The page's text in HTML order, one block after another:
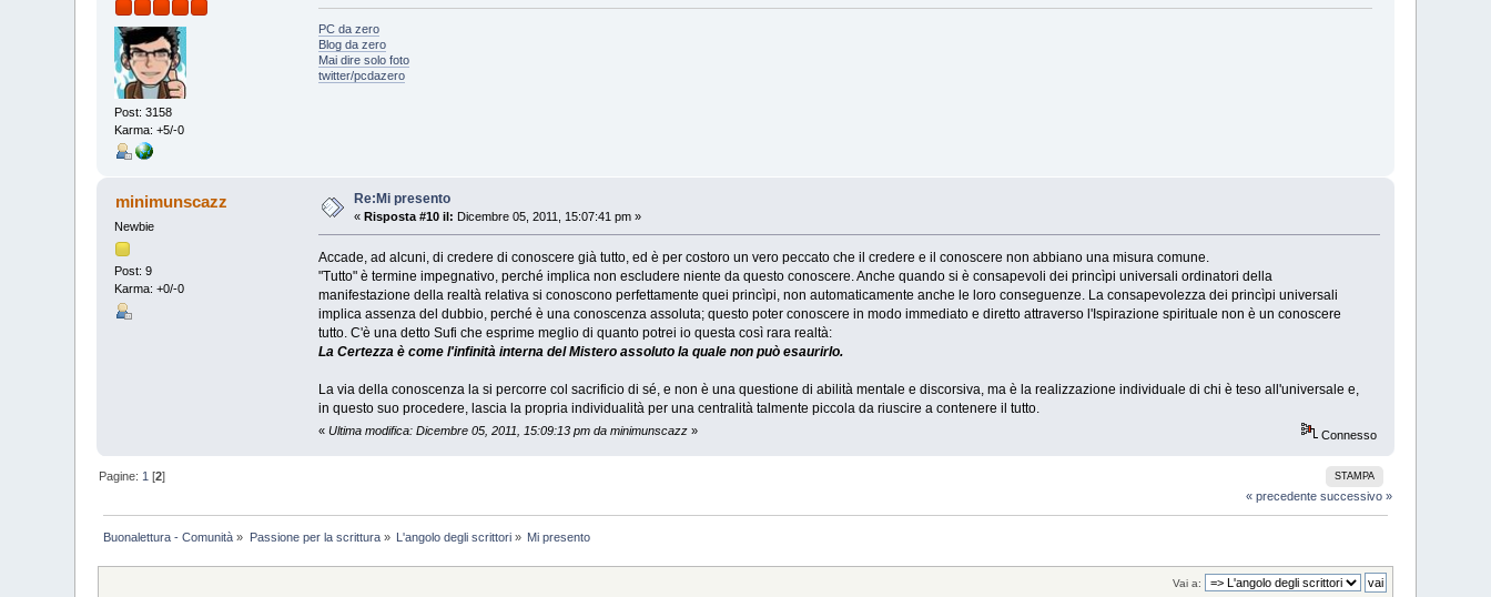
Post: 3158
Karma: +5/-0
PC da zero
Blog da zero
Mai dire solo foto
twitter/pcdazero
minimunscazz
Newbie
Post: 9
Karma: +0/-0
Re:Mi presento
« Risposta #10 il: Dicembre 05, 2011, 15:07:41 pm »
Accade, ad alcuni, di credere di conoscere già tutto, ed è per costoro un vero peccato che il credere e il conoscere non abbiano una misura comune.
"Tutto" è termine impegnativo, perché implica non escludere niente da questo conoscere. Anche quando si è consapevoli dei princìpi universali ordinatori della
manifestazione della realtà relativa si conoscono perfettamente quei princìpi, non automaticamente anche le loro conseguenze. La consapevolezza dei princìpi universali
implica assenza del dubbio, perché è una conoscenza assoluta; questo poter conoscere in modo immediato e diretto attraverso l'Ispirazione spirituale non è un conoscere
tutto. C'è una detto Sufi che esprime meglio di quanto potrei io questa così rara realtà:
La Certezza è come l'infinità interna del Mistero assoluto la quale non può esaurirlo.
La via della conoscenza la si percorre col sacrificio di sé, e non è una questione di abilità mentale e discorsiva, ma è la realizzazione individuale di chi è teso all'universale e,
in questo suo procedere, lascia la propria individualità per una centralità talmente piccola da riuscire a contenere il tutto.
« Ultima modifica: Dicembre 05, 2011, 15:09:13 pm da minimunscazz» Connesso
STAMPA
Pagine: 1 [2]
« precedente successivo »
Buonalettura - Comunità » Passione per la scrittura» L'angolo degli scrittori » Mi presento
Vai a: